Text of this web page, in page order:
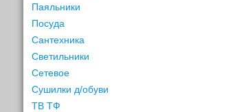
Паяльники
Посуда
Сантехника
Светильники
Сетевое
Сушилки д/обуви
ТВ ТФ